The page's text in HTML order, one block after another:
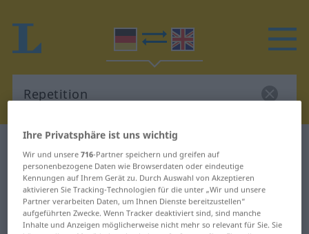
Deutsch-Englisch Übersetzung für
"Repetition"
Ihre Privatsphäre ist uns wichtig
Wir und unsere716-Partner speichern und greifen auf
personenbezogene Daten wie Browserdaten oder eindeutige
Kennungen auf Ihrem Gerät zu. Durch Auswahl von Akzeptieren
aktivieren Sie Tracking-Technologien für die unter „Wir und unsere
Partner verarbeiten Daten, um Ihnen Dienste bereitzustellen“
aufgeführten Zwecke. Wenn Tracker deaktiviert sind, sind manche
Inhalte und Anzeigen möglicherweise nicht mehr so relevant für Sie. Sie